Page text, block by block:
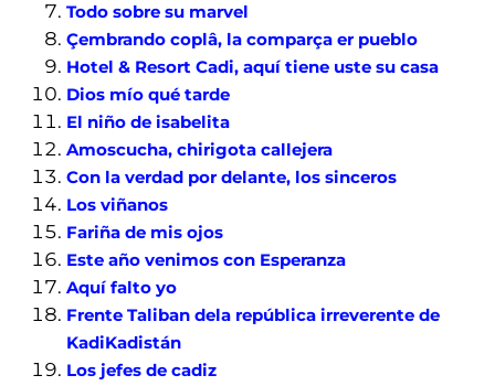
Todo sobre su marvel
Çembrando coplâ, la comparça er pueblo
Hotel & Resort Cadi, aquí tiene uste su casa
Dios mío qué tarde
El niño de isabelita
Amoscucha, chirigota callejera
Con la verdad por delante, los sinceros
Los viñanos
Fariña de mis ojos
Este año venimos con Esperanza
Aquí falto yo
Frente Taliban dela república irreverente de
KadiKadistán
Los jefes de cadiz